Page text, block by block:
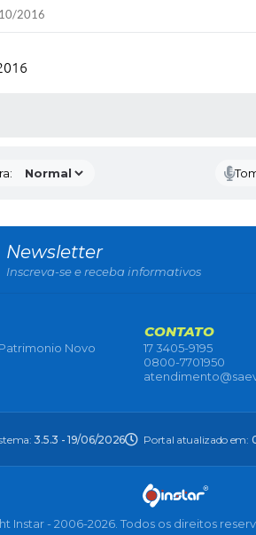
2016
Newsletter
Inscreva-se e receba informativos
Novo
CONTATO
17 3405-9195
0800-7701950
3.5.3 - 19/06/2026 Portal atualizado em:
Instar - 2006-2026. Todos os direitos